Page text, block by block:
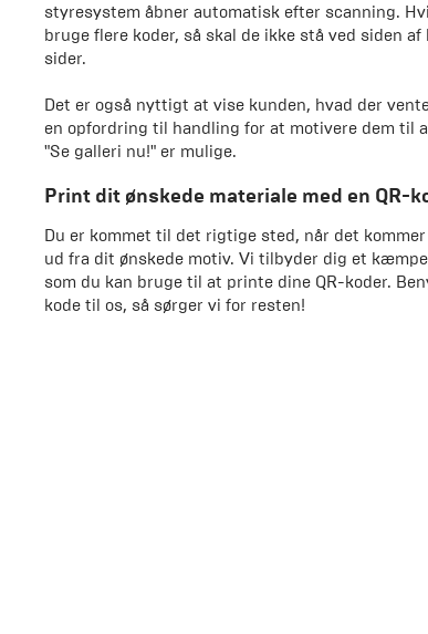
styresystem åbner automatisk efter scanning.
bruge flere koder, så skal de ikke stå ved siden
sider.
Det er også nyttigt at vise kunden, hvad der
en opfordring til handling for at motivere dem til
"Se galleri nu!" er mulige.
Print dit ønskede materiale med en QR-
Du er kommet til det rigtige sted, når det
ud fra dit ønskede motiv. Vi tilbyder dig et
som du kan bruge til at printe dine QR-koder.
kode til os, så sørger vi for resten!